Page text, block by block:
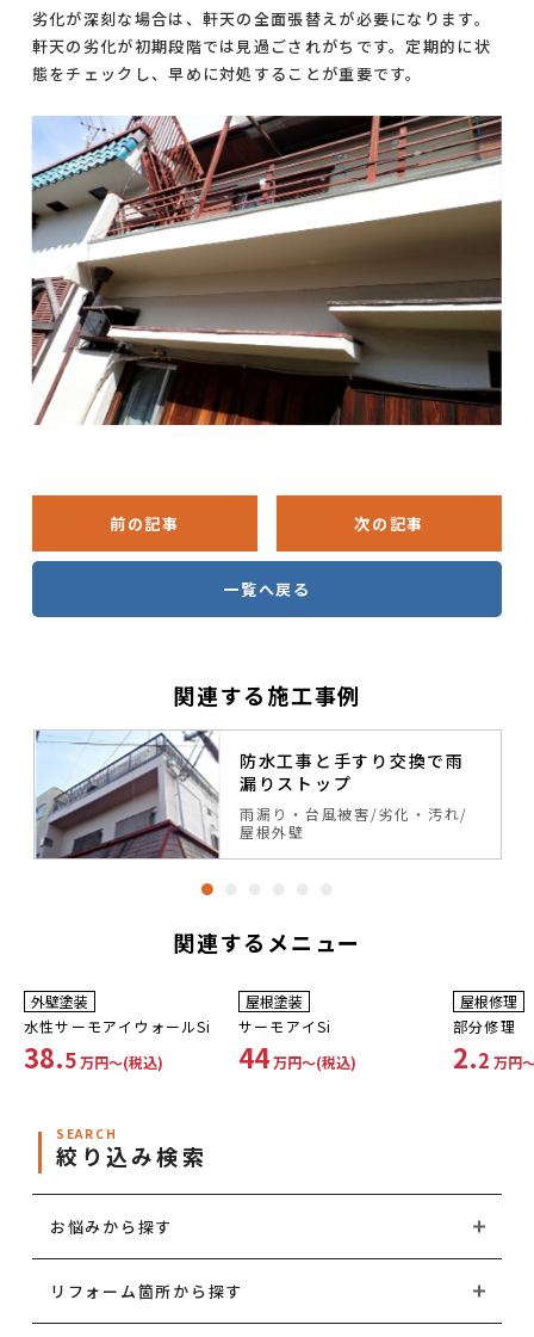
劣化が深刻な場合は、軒天の全面張替えが必要になります。
軒天の劣化が初期段階では見過ごされがちです。定期的に状
態をチェックし、早めに対処することが重要です。
前の記事 次の記事
一覧へ戻る
関連する施工事例
防水工事と手すり交換で雨
漏りストップ
雨漏り・台風被害 劣化・汚れ
屋根外壁
関連するメニュー
工事費コミコミ
外壁塗装
水性サーモアイウォールSi
38.5万円〜(税込)
工事費コミコミ
屋根塗装
サーモアイSi
44万円〜(税込)
工事費コ
屋根修理
部分修理
2.2 万円
SEARCH
絞り込み検索
お悩みから探す
リフォーム箇所から探す